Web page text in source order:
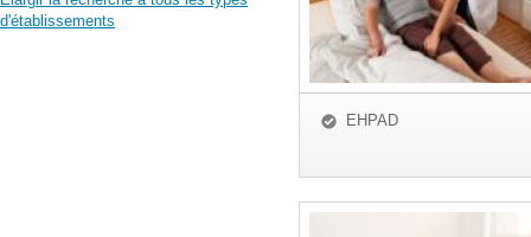
d'établissements
EHPAD